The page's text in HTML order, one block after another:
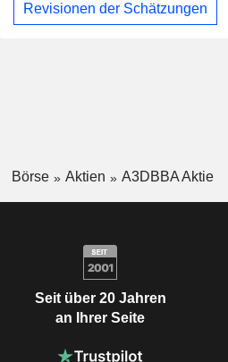
Revisionen der Schätzungen
Börse Aktien A3DBBA Aktie
Seit über 20 Jahren
an Ihrer Seite